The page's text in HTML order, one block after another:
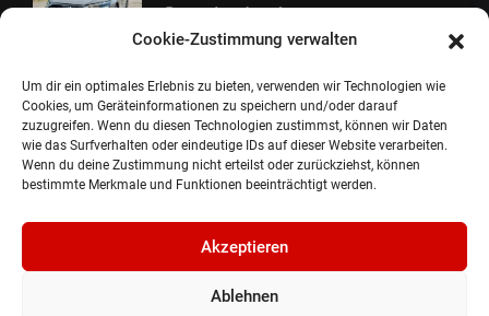
Cookie-Zustimmung verwalten
Um dir ein optimales Erlebnis zu bieten, verwenden wir Technologien wie
Cookies, um Geräteinformationen zu speichern und/oder darauf
zuzugreifen. Wenn du diesen Technologien zustimmst, können wir Daten
wie das Surfverhalten oder eindeutige IDs auf dieser Website verarbeiten.
Wenn du deine Zustimmung nicht erteilst oder zurückziehst, können
bestimmte Merkmale und Funktionen beeinträchtigt werden.
Akzeptieren
Ablehnen
Sorry Leute :-)
06/08/2026
Auslieferung
©2024, Gepflanzt Jung- und SportwagenhandelsgmbH.